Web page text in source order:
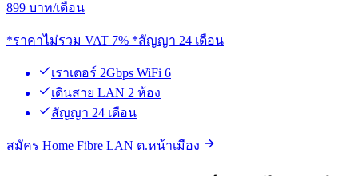
899 บาท/เดือน
*ราคาไม่รวม VAT 7% *สัญญา 24 เดือน
เราเตอร์ 2Gbps WiFi 6
เดินสาย LAN 2 ห้อง
สัญญา 24 เดือน
สมัคร Home Fibre LAN ต.หน้าเมือง